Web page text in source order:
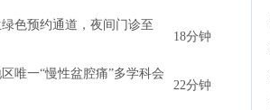
色预约通道，夜间门诊至
18分钟
唯一“慢性盆腔痛”多学科会
22分钟